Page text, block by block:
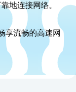
地连接网络。
享流畅的高速网